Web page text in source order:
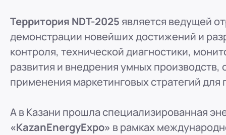
Территория NDT-2025 является ведущей
демонстрации новейших достижений и
контроля, технической диагностики,
развития и внедрения умных
применения маркетинговых стратегий
А в Казани прошла специализированная
«KazanEnergyExpo» в рамках